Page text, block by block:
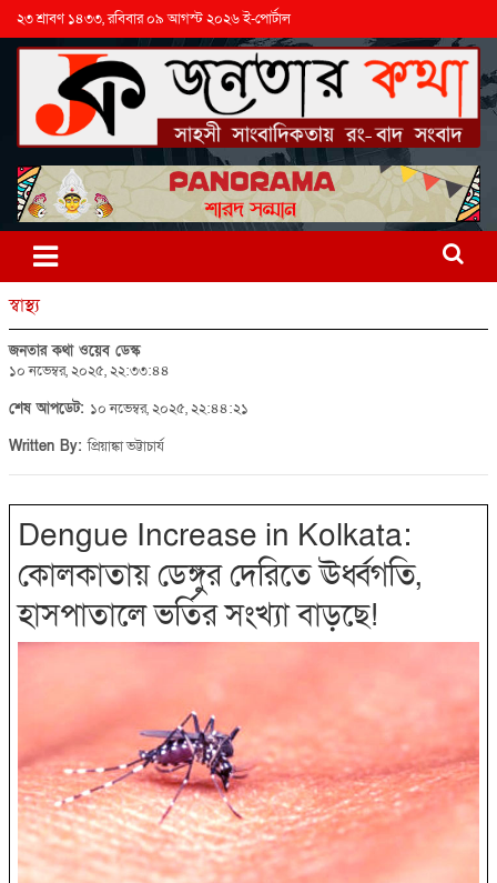
২৩ শ্রাবণ ১৪৩৩, রবিবার ০৯ আগস্ট ২০২৬ ই-পোর্টাল
স্বাস্থ্য
জনতার কথা ওয়েব ডেস্ক
১০ নভেম্বর, ২০২৫, ২২:৩৩:৪৪
শেষ আপডেট: ১০ নভেম্বর, ২০২৫, ২২:৪৪:২১
Written By:প্রিয়াঙ্কা ভট্টাচার্য
Dengue Increase in Kolkata:
কোলকাতায় ডেঙ্গুর দেরিতে ঊর্ধ্বগতি,
হাসপাতালে ভর্তির সংখ্যা বাড়ছে!